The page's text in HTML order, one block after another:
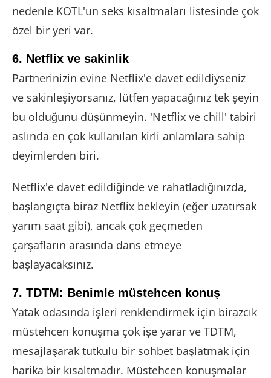
nedenle KOTL'un seks kısaltmaları listesinde çok
özel bir yeri var.
6. Netflix ve sakinlik
Partnerinizin evine Netflix'e davet edildiyseniz
ve sakinleşiyorsanız, lütfen yapacağınız tek şeyin
bu olduğunu düşünmeyin. 'Netflix ve chill' tabiri
aslında en çok kullanılan kirli anlamlara sahip
deyimlerden biri.
Netflix'e davet edildiğinde ve rahatladığınızda,
başlangıçta biraz Netflix bekleyin (eğer uzatırsak
yarım saat gibi), ancak çok geçmeden
çarşafların arasında dans etmeye
başlayacaksınız.
7. TDTM: Benimle müstehcen konuş
Yatak odasında işleri renklendirmek için birazcık
müstehcen konuşma çok işe yarar ve TDTM,
mesajlaşarak tutkulu bir sohbet başlatmak için
harika bir kısaltmadır. Müstehcen konuşmalar